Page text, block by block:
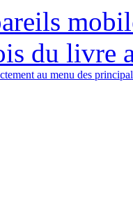
du livre
au menu des